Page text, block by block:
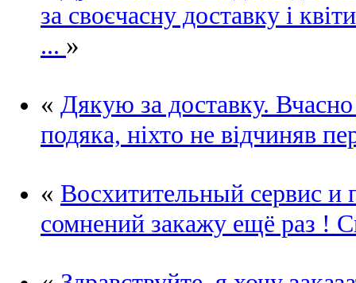
за своєчасну доставку і
... »
« Дякую за доставку.
подяка, ніхто не відчиняв
« Восхитительный сервис и
сомнений закажу ещё раз !